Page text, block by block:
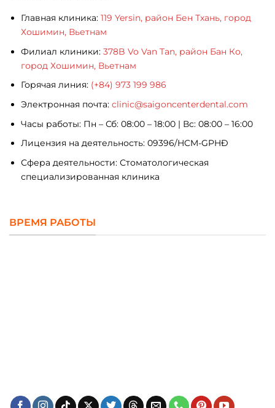
Главная клиника: 119 Yersin, район Бен Тхань, город
Хошимин, Вьетнам
Филиал клиники: 378B Vo Van Tan, район Бан Ко,
город Хошимин, Вьетнам
Горячая линия: (+84) 973 199 986
Электронная почта: clinic@saigoncenterdental.com
Часы работы: Пн – Сб: 08:00 – 18:00 | Вс: 08:00 – 16:00
Лицензия на деятельность: 09396/HCM-GPHĐ
Сфера деятельности: Стоматологическая
специализированная клиника
ВРЕМЯ РАБОТЫ